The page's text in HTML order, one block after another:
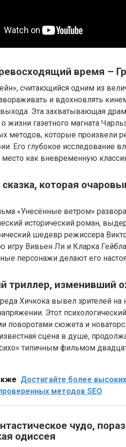
время –
считающийся одним из
и вдохновлять
выхода. Эта захватывающая
жизни газетного магната
методов, которые произвели
Его глубокое исследование
место как вневременную
которая
«Унесённые ветром»
исторический роман,
шедевр режиссера
игру Вивьен Ли и Кларка
персонажи делают его
триллер, изменивший
Хичкока вывел зрителей
Этот
поворотами сюжета и
сцена в душе,
типичным фильмом
Достигайте более
методов SEO
чудо,
одиссея